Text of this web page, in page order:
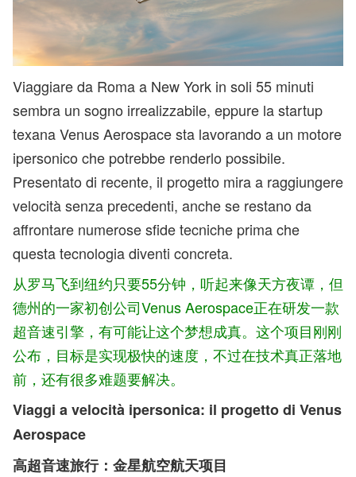
Viaggiare da Roma a New York in soli 55 minuti
sembra un sogno irrealizzabile, eppure la startup
texana Venus Aerospace sta lavorando a un motore
ipersonico che potrebbe renderlo possibile.
Presentato di recente, il progetto mira a raggiungere
velocità senza precedenti, anche se restano da
affrontare numerose sfide tecniche prima che
questa tecnologia diventi concreta.
从罗马飞到纽约只要55分钟，听起来像天方夜谭，但
德州的一家初创公司Venus Aerospace正在研发一款
超音速引擎，有可能让这个梦想成真。这个项目刚刚
公布，目标是实现极快的速度，不过在技术真正落地
前，还有很多难题要解决。
Viaggi a velocità ipersonica: il progetto di Venus
Aerospace
高超音速旅行：金星航空航天项目